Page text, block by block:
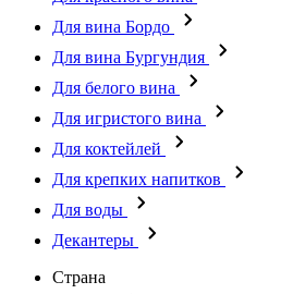
Для вина Бордо
Для вина Бургундия
Для белого вина
Для игристого вина
Для коктейлей
Для крепких напитков
Для воды
Декантеры
Страна